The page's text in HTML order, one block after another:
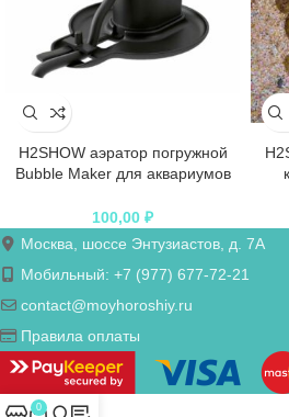
H2SHOW аэратор погружной
Bubble Maker для аквариумов
100,00 ₽
Москва, шоссе Энтузиастов, д. 7А
Мобильный: +7 (977) 677-72-21
contact@moyhoroshiy.ru
Правила оплаты
0